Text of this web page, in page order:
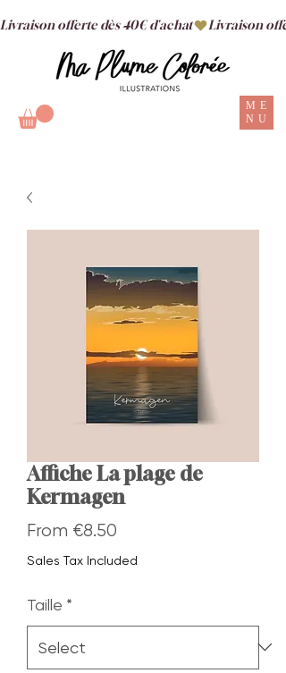
ME
NU
Livraison offerte dès 40€ d'achat
Affiche La plage de
Kermagen
From €8.50
Price
Sales Tax Included
Taille *